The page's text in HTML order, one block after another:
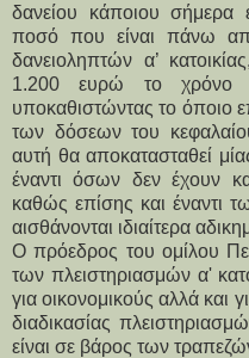
δανείου κάποιου
ποσό που είναι πάνω
δανειοληπτών α’
1.200 ευρώ το
υποκαθιστώντας το όποιο
των δόσεων του
αυτή θα αποκατασταθεί
έναντι όσων δεν έχουν
καθώς επίσης και έναντι
αισθάνονται ιδιαίτερα
Ο πρόεδρος του ομίλου
των πλειστηριασμών α'
για οικονομικούς αλλά και
διαδικασίας
είναι σε βάρος των